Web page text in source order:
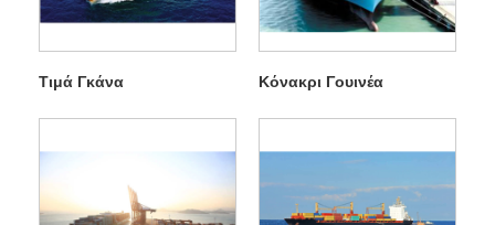
Τιμά Γκάνα Κόνακρι Γουινέα